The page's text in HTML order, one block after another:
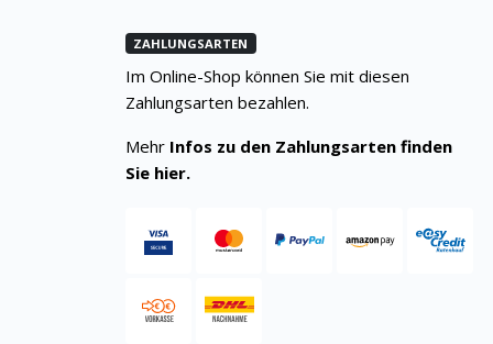
ZAHLUNGSARTEN
Im Online-Shop können Sie mit diesen
Zahlungsarten bezahlen.
Mehr Infos zu den Zahlungsarten finden
Sie hier.